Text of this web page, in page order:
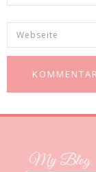
My Blog